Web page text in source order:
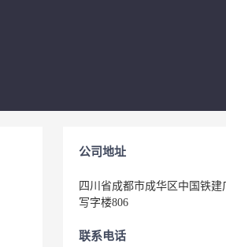
公司地址
四川省成都市成华区中国铁建
写字楼806
联系电话